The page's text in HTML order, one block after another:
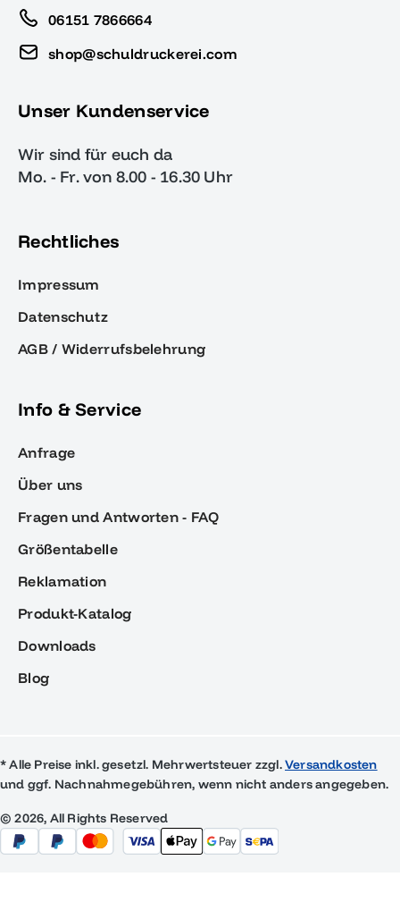
06151 7866664
shop@schuldruckerei.com
Unser Kundenservice
Wir sind für euch da
Mo. - Fr. von 8.00 - 16.30 Uhr
Rechtliches
Impressum
Datenschutz
AGB / Widerrufsbelehrung
Info & Service
Anfrage
Über uns
Fragen und Antworten - FAQ
Größentabelle
Reklamation
Produkt-Katalog
Downloads
Blog
* Alle Preise inkl. gesetzl. Mehrwertsteuer zzgl.Versandkosten
und ggf. Nachnahmegebühren, wenn nicht anders angegeben.
© 2026, All Rights Reserved